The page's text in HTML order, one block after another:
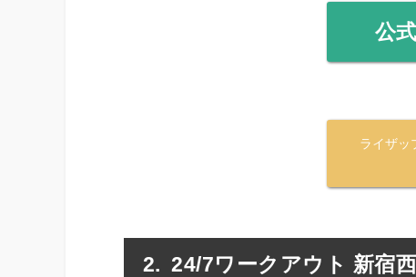
公
ライザッ
24/7ワークアウト 新宿